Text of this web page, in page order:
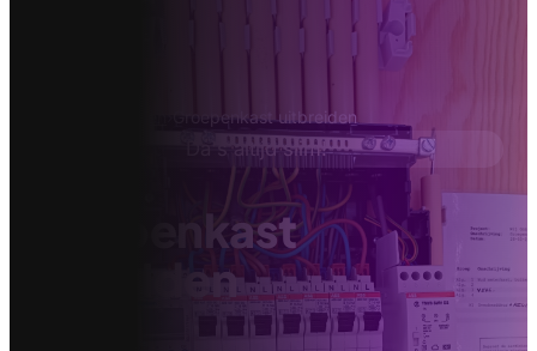
Groepenkast uitbreiden
Da's altijd slim!
Groepenkast
uitbreiden